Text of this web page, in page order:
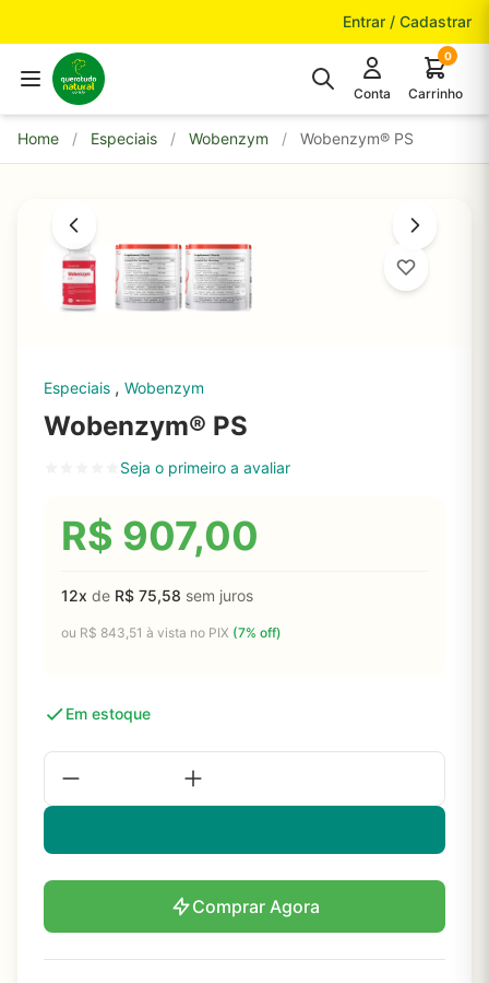
Entrar / Cadastrar
Conta
0
Carrinho
Home / Especiais / Wobenzym / Wobenzym® PS
Especiais , Wobenzym
Wobenzym® PS
Seja o primeiro a avaliar
R$ 907,00
12x de R$ 75,58 sem juros
ou R$ 843,51 à vista no PIX (7% off)
Em estoque
Comprar Agora